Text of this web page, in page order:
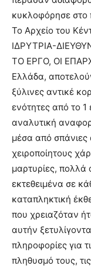
κυκλοφόρησε στο
Το Αρχείο του
ΙΔΡΥΤΡΙΑ-
ΤΟ ΕΡΓΟ, ΟΙ
Ελλάδα,
ξύλινες αντικέ
ενότητες από το
αναλυτική
μέσα από
χειροποίητους
μαρτυρίες, πολλά
εκτεθειμένα σε
καταπληκτική
που χρειαζόταν
αυτήν
πληροφορίες για
πληθυσμό τους,